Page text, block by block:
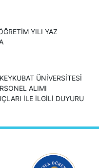
YILI YAZ
ÜNİVERSİTESİ
ALIMI
İLE İLGİLİ DUYURU